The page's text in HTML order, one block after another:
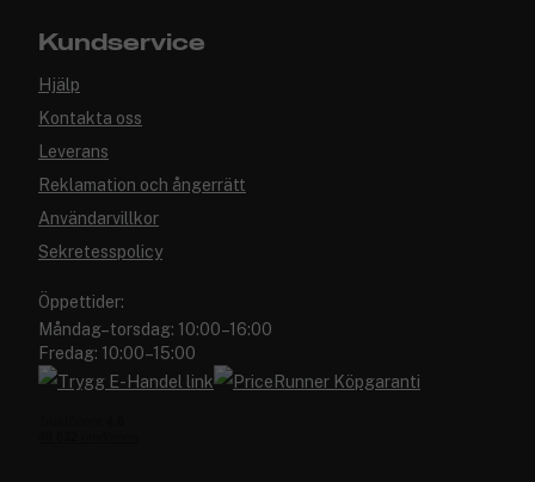
Kundservice
Hjälp
Kontakta oss
Leverans
Reklamation och ångerrätt
Användarvillkor
Sekretesspolicy
Öppettider:
Måndag–torsdag: 10:00–16:00
Fredag: 10:00–15:00